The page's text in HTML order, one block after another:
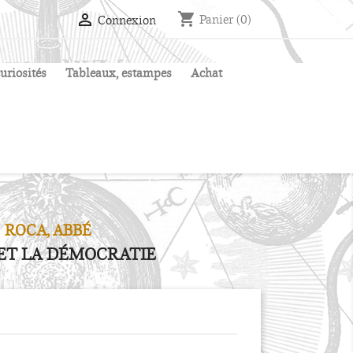
Connexion shopping_cart Panier(0)
Tableaux, estampes Achat
ROCA, ABBÉ
LA DÉMOCRATIE